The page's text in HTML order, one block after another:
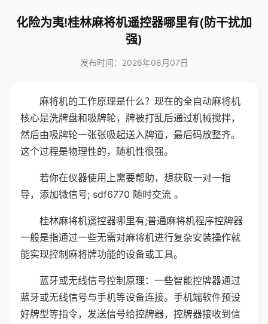
化险为夷!桂林麻将机遥控器哪里有(防干扰加
强)
发布时间：2026年08月07日
麻将机的工作原理是什么？现在的全自动麻将机
核心是洗牌盘和吸牌轮，牌被打乱后通过机械搅拌，
然后由吸牌轮一张张吸起送入牌道，最后码放整齐。
这个过程是物理性的，随机性很强。
若你在仪器使用上需要帮助，想获取一对一指
导，添加微信号; sdf6770 随时交流 。
桂林麻将机遥控器哪里有;普通麻将机程序控牌器
一般是指通过一些无需对麻将机进行复杂安装操作就
能实现控制麻将牌功能的设备或工具。
蓝牙或无线信号控制原理：一些智能控牌器通过
蓝牙或无线信号与手机等设备连接。手机端软件预设
好牌型等指令，发送信号给控牌器，控牌器接收到信